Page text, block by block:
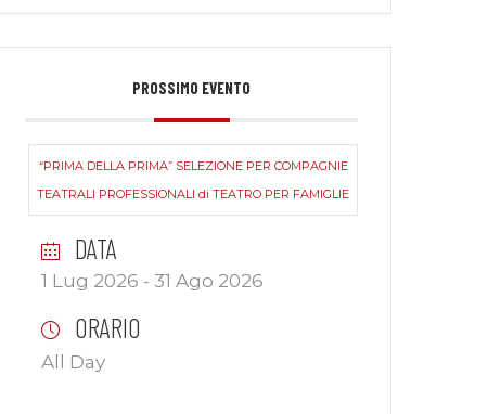
PROSSIMO EVENTO
“PRIMA DELLA PRIMA” SELEZIONE PER COMPAGNIE
TEATRALI PROFESSIONALI di TEATRO PER FAMIGLIE
DATA
1 Lug 2026 - 31 Ago 2026
ORARIO
All Day